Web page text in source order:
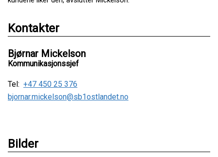
Kontakter
Bjørnar Mickelson
Kommunikasjonssjef
Tel: +47 450 25 376
bjornar.mickelson@sb1ostlandet.no
Bilder